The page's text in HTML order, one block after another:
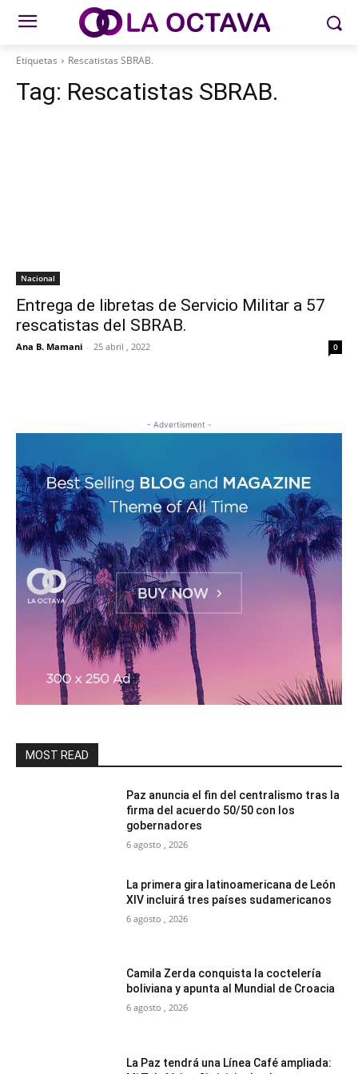
Etiquetas Rescatistas SBRAB.
Tag: Rescatistas SBRAB.
Nacional
Entrega de libretas de Servicio Militar a 57
rescatistas del SBRAB.
Ana B. Mamani - 25 abril , 2022 0
- Advertisment -
MOST READ
Paz anuncia el fin del centralismo tras la
firma del acuerdo 50/50 con los
gobernadores
6 agosto , 2026
La primera gira latinoamericana de León
XIV incluirá tres países sudamericanos
6 agosto , 2026
Camila Zerda conquista la coctelería
boliviana y apunta al Mundial de Croacia
6 agosto , 2026
La Paz tendrá una Línea Café ampliada: